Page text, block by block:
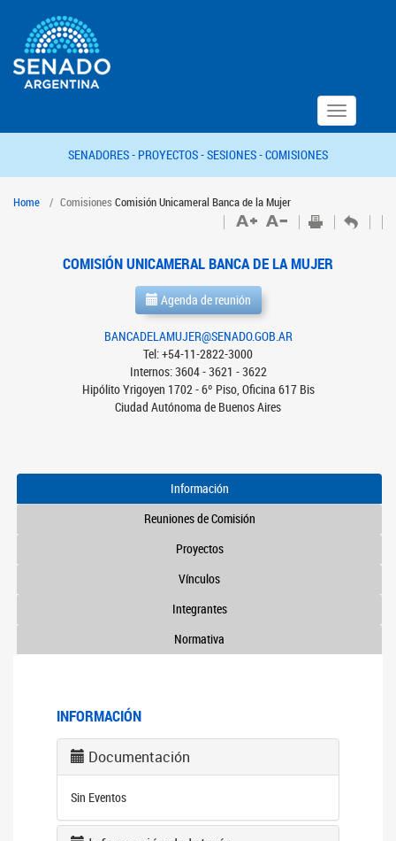
Toggle
navigation
SENADORES - PROYECTOS -SESIONES -COMISIONES
Home Comisiones Comisión Unicameral Banca de la Mujer
COMISIÓN UNICAMERAL BANCA DE LA MUJER
Agenda de reunión
BANCADELAMUJER@SENADO.GOB.AR
Tel: +54-11-2822-3000
Internos: 3604 - 3621 - 3622
Hipólito Yrigoyen 1702 - 6º Piso, Oficina 617 Bis
Ciudad Autónoma de Buenos Aires
Información
Reuniones de Comisión
Proyectos
Vínculos
Integrantes
Normativa
INFORMACIÓN
Documentación
Sin Eventos